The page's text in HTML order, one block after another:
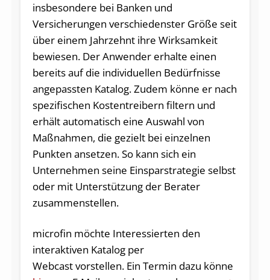
insbesondere bei Banken und
Versicherungen verschiedenster Größe seit
über einem Jahrzehnt ihre Wirksamkeit
bewiesen. Der Anwender erhalte einen
bereits auf die individuellen Bedürfnisse
angepassten Katalog. Zudem könne er nach
spezifischen Kostentreibern filtern und
erhält automatisch eine Auswahl von
Maßnahmen, die gezielt bei einzelnen
Punkten ansetzen. So kann sich ein
Unternehmen seine Einsparstrategie selbst
oder mit Unterstützung der Berater
zusammenstellen.
microfin möchte Interessierten den
interaktiven Katalog per
Webcast vorstellen. Ein Termin dazu könne